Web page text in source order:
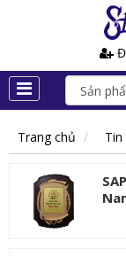
Trang chủ